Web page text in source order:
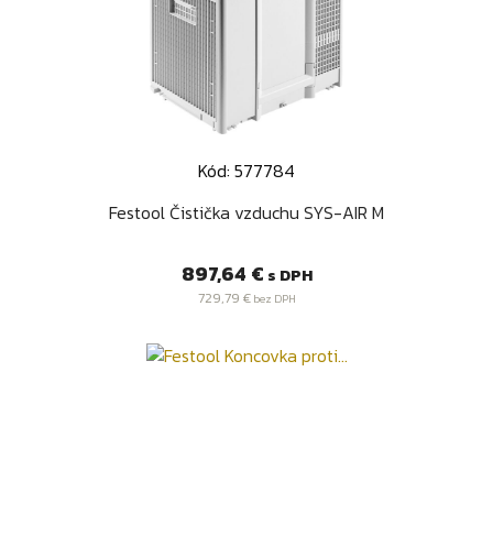
Kód: 577784
Festool Čistička vzduchu SYS-AIR M
Cena
897,64 € s DPH
729,79 €bez DPH